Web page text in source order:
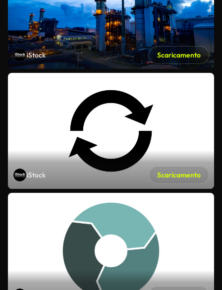
iStock Scaricamento
iStock Scaricamento